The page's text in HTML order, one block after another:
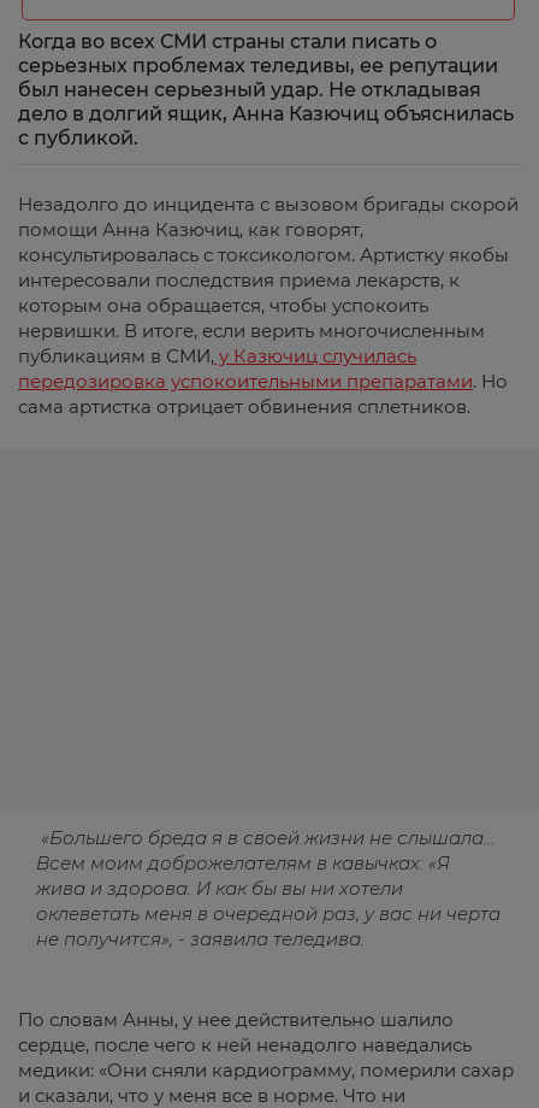
Когда во всех СМИ страны стали писать о
серьезных проблемах теледивы, ее репутации
был нанесен серьезный удар. Не откладывая
дело в долгий ящик, Анна Казючиц объяснилась
с публикой.
Незадолго до инцидента с вызовом бригады скорой
помощи Анна Казючиц, как говорят,
консультировалась с токсикологом. Артистку якобы
интересовали последствия приема лекарств, к
которым она обращается, чтобы успокоить
нервишки. В итоге, если верить многочисленным
публикациям в СМИ, у Казючиц случилась
передозировка успокоительными препаратами. Но
сама артистка отрицает обвинения сплетников.
«Большего бреда я в своей жизни не слышала…
Всем моим доброжелателям в кавычках: «Я
жива и здорова. И как бы вы ни хотели
оклеветать меня в очередной раз, у вас ни черта
не получится», - заявила теледива.
По словам Анны, у нее действительно шалило
сердце, после чего к ней ненадолго наведались
медики: «Они сняли кардиограмму, померили сахар
и сказали, что у меня все в норме. Что ни